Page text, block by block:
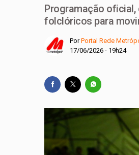
Programação oficial,
folclóricos para
PorPortal Rede
17/06/2026 - 19h24